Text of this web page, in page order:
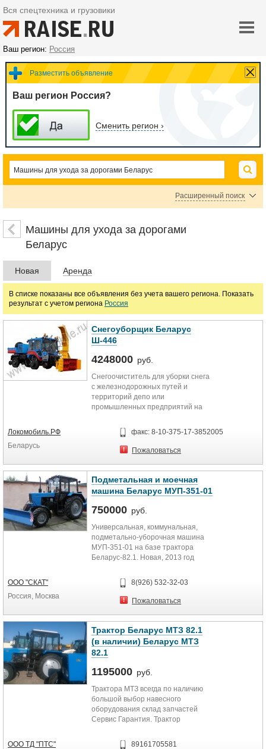
Вся спецтехника и грузовики
Ваш регион: Россия
Разместить объявление
Ваш регион Россия?
Сменить регион ›
Расширенный поиск
Цена
руб.
Машины для ухода за дорогами
Беларус
Новая Аренда
В списке показаны все объявления без учета вашего региона. Показать
результат с учетом региона Россия
Снегоуборщик Беларус
Ш-446
4248000 руб.
Снегоочиститель для уборки снега
с железнодорожных путей и
территорий депо или
промышленных предприятий на
железнодорожном ходу на...
Локомобиль.РФ
Беларусь
факс: 8-10-375-17-3852005
Пожаловаться
Подметальная и моечная
машина Беларус МУП-351-01
750000 руб.
Универсальная, коммунальная,
подметально-уборочная машина
МУП-351-01 на базе трактора
Беларус-82.1. Новая, 2013 год
ООО "СКАТ"
Россия, Москва
8(926) 532-32-03
Пожаловаться
Трактор Беларус МТЗ 82.1
(в наличии) Беларус МТЗ
82.1
1195000 руб.
Трактора МТЗ всегда по наличию
большой выбор навесного
оборудования склад запчастей
Сервис Гарантия. Трактор
ООО ТД "ПТС"
89161705581